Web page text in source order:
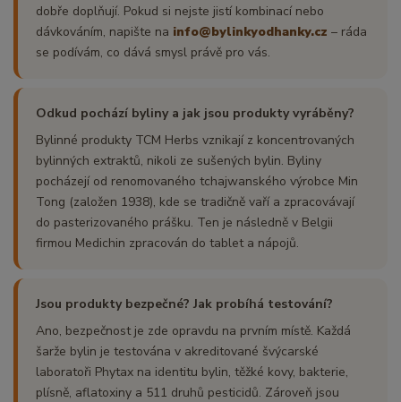
dobře doplňují. Pokud si nejste jistí kombinací nebo
dávkováním, napište na info@bylinkyodhanky.cz – ráda
se podívám, co dává smysl právě pro vás.
Odkud pochází byliny a jak jsou produkty vyráběny?
Bylinné produkty TCM Herbs vznikají z koncentrovaných
bylinných extraktů, nikoli ze sušených bylin. Byliny
pocházejí od renomovaného tchajwanského výrobce Min
Tong (založen 1938), kde se tradičně vaří a zpracovávají
do pasterizovaného prášku. Ten je následně v Belgii
firmou Medichin zpracován do tablet a nápojů.
Jsou produkty bezpečné? Jak probíhá testování?
Ano, bezpečnost je zde opravdu na prvním místě. Každá
šarže bylin je testována v akreditované švýcarské
laboratoři Phytax na identitu bylin, těžké kovy, bakterie,
plísně, aflatoxiny a 511 druhů pesticidů. Zároveň jsou